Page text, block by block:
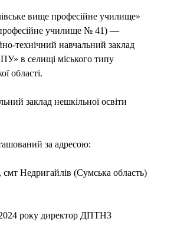
вище професійне училище»
училище № 41) —
технічний навчальний заклад
в селищі міського типу
області.
заклад нешкільної освіти
за адресою:
Недригайлів (Сумська область)
року директор ДПТНЗ